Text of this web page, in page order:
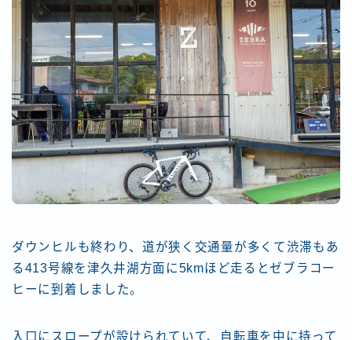
ダウンヒルも終わり、道が狭く交通量が多くて渋滞もあ
る413号線を津久井湖方面に5kmほど走るとゼブラコー
ヒーに到着しました。
入口にスロープが設けられていて、自転車を中に持って